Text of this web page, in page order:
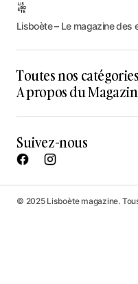
Lisboète – Le magazine des
Toutes nos catégories
A propos du
Suivez-nous
© 2025 Lisboète magazine.